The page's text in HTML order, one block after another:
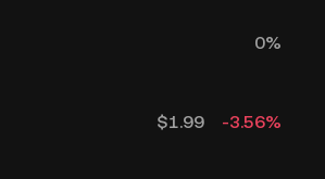
0%
$1.99 -3.56%